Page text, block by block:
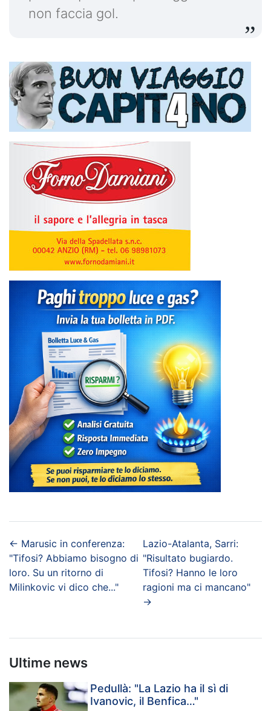
non faccia gol.
← Marusic in conferenza:
"Tifosi? Abbiamo bisogno di
loro. Su un ritorno di
Milinkovic vi dico che..."
Lazio-Atalanta, Sarri:
"Risultato bugiardo.
Tifosi? Hanno le loro
ragioni ma ci mancano"
→
Ultime news
Pedullà: "La Lazio ha il sì di
Ivanovic, il Benfica…"